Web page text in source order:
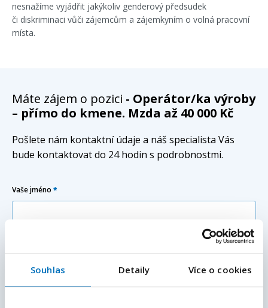
Souhlas Detaily Více o cookies
nesnažíme vyjádřit jakýkoliv genderový předsudek
či diskriminaci vůči zájemcům a zájemkyním o volná pracovní
místa.
Máte zájem o pozici - Operátor/ka výroby
– přímo do kmene. Mzda až 40 000 Kč
Pošlete nám kontaktní údaje a náš specialista Vás
bude kontaktovat do 24 hodin s podrobnostmi.
Vaše jméno *
E-mailová adresa